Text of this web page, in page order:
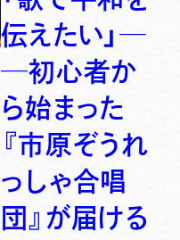
伝えたい」─
─初心者か
ら始まった
『市原ぞうれ
っしゃ合唱
団』が届ける